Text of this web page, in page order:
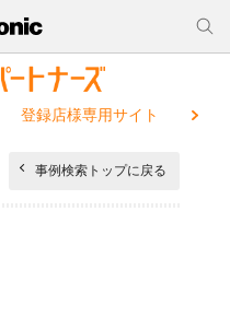
登録店様専用サイト
事例検索トップに戻る